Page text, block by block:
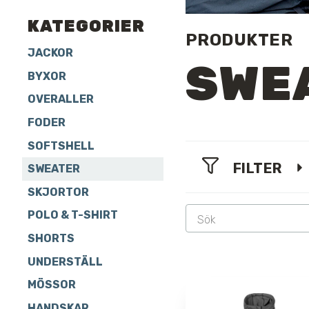
KATEGORIER
JACKOR
BYXOR
OVERALLER
FODER
SOFTSHELL
SWEATER
SKJORTOR
POLO & T-SHIRT
SHORTS
UNDERSTÄLL
MÖSSOR
PRODUKTER
FILTER